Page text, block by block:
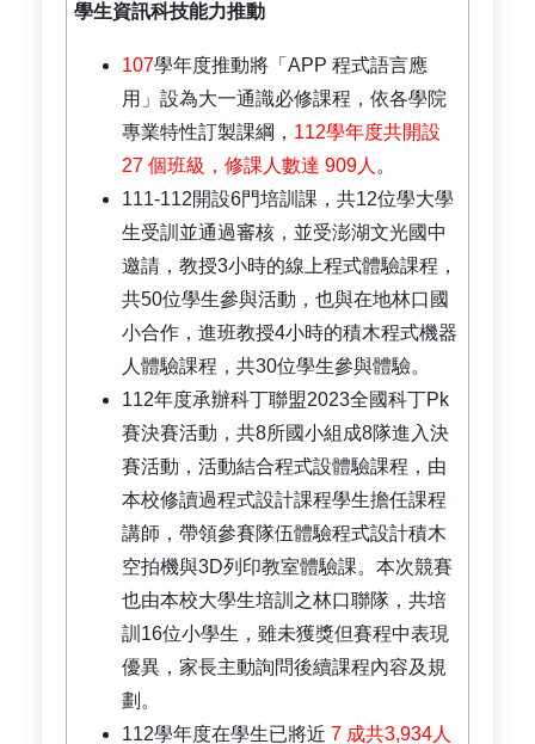
學生資訊科技能力推動
107學年度推動將「APP 程式語言應
用」設為大一通識必修課程，依各學院
專業特性訂製課綱， 112學年度共開設
27 個班級，修課人數達 909人 。
111-112開設6門培訓課，共12位學大學
生受訓並通過審核，並受澎湖文光國中
邀請，教授3小時的線上程式體驗課程，
共50位學生參與活動，也與在地林口國
小合作，進班教授4小時的積木程式機器
人體驗課程，共30位學生參與體驗。
112年度承辦科丁聯盟2023全國科丁Pk
賽決賽活動，共8所國小組成8隊進入決
賽活動，活動結合程式設體驗課程，由
本校修讀過程式設計課程學生擔任課程
講師，帶領參賽隊伍體驗程式設計積木
空拍機與3D列印教室體驗課。本次競賽
也由本校大學生培訓之林口聯隊，共培
訓16位小學生，雖未獲獎但賽程中表現
優異，家長主動詢問後續課程內容及規
劃。
112學年度在學生已將近 7 成共3,934人